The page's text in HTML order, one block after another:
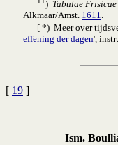
) Tabulae
Alkmaar/Amst. 1611.
[ *) Meer over
effening der dagen',
[ 19 ]
Ism.